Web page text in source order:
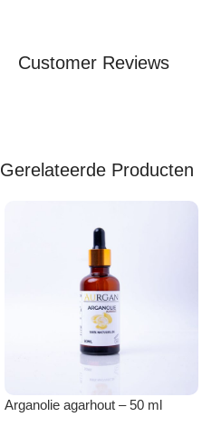
Customer Reviews
Gerelateerde Producten
Arganolie agarhout – 50 ml